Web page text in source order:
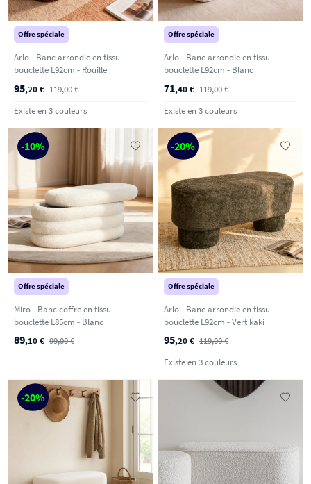
Offre spéciale
Arlo - Banc arrondie en tissu
bouclette L92cm - Rouille
95,20 € 119,00 €
Existe en 3 couleurs
Offre spéciale
Arlo - Banc arrondie en tissu
bouclette L92cm - Blanc
71,40 € 119,00 €
Existe en 3 couleurs
-10%
Offre spéciale
Miro - Banc coffre en tissu
bouclette L85cm - Blanc
89,10 € 99,00 €
-20%
Offre spéciale
Arlo - Banc arrondie en tissu
bouclette L92cm - Vert kaki
95,20 € 119,00 €
Existe en 3 couleurs
-20%